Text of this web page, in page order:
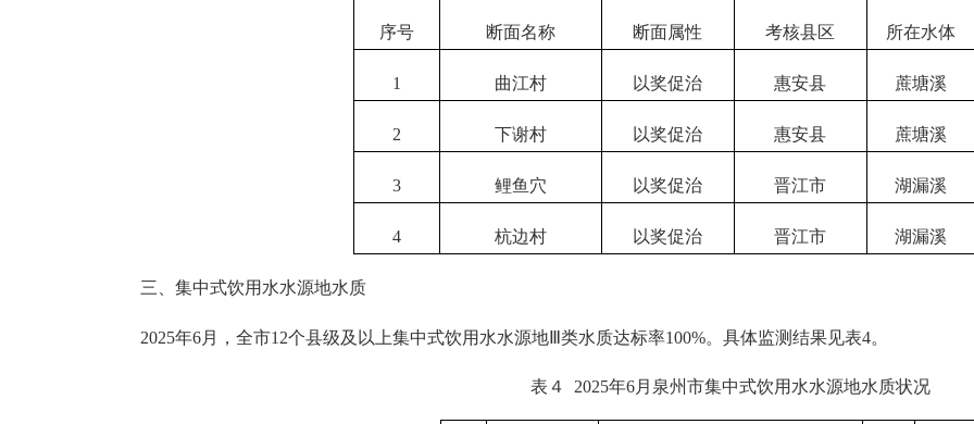
序号 断面名称 断面属性 考核县区 所在水体
1 曲江村 以奖促治 惠安县 蔗塘溪
2 下谢村 以奖促治 惠安县 蔗塘溪
3 鲤鱼穴 以奖促治 晋江市 湖漏溪
4 杭边村 以奖促治 晋江市 湖漏溪
三 、集中式饮用水水源地水质
2025年6月，全市12个县级及以上集中式饮用水水源地Ⅲ类水质达标率100%。具体监测结果见表4。
表４ 2025年6月泉州市集中式饮用水水源地水质状况